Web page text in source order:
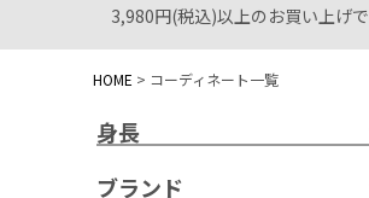
3,980円(税込)以上のお買い上げで
HOME コーディネート一覧
身長
ブランド